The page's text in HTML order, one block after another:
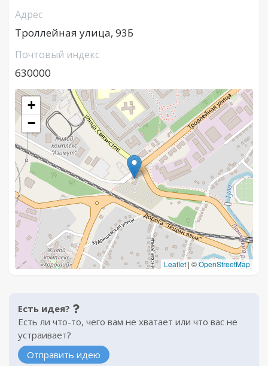
Адрес
Троллейная улица, 93Б
Почтовый индекс
630000
+
−
Leaflet | ©OpenStreetMap
Есть идея?
Есть ли что-то, чего вам не хватает или что вас не
устраивает?
Отправить идею